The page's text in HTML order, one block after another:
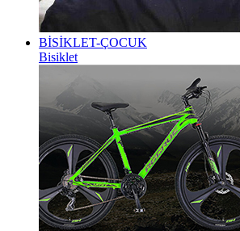
BİSİKLET-ÇOCUK
Bisiklet